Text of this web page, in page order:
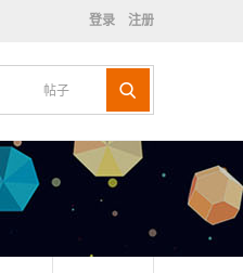
登录 注册
帖子